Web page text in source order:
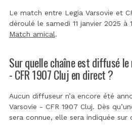
Le match entre Legia Varsovie et
déroulé le samedi 11 janvier 2025 à
Match amical.
Sur quelle chaîne est diffusé
- CFR 1907 Cluj en direct ?
Aucun diffuseur n’a encore été
Varsovie - CFR 1907 Cluj. Dès
sera connue, elle sera indiquée sur